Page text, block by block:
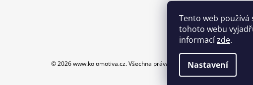
Tento web
tohoto webu
informacízde.
Nastavení
© 2026 www.kolomotiva.cz. Všechna práva vyhrazena.Upravit nastavení